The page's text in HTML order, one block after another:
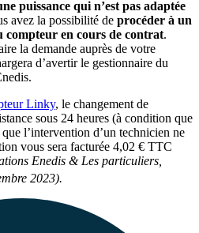
puissance qui n’est pas adaptée
avez la possibilité de procéder à un
compteur en cours de contrat.
la demande auprès de votre
d’avertir le gestionnaire du
Linky, le changement de
sous 24 heures (à condition que
l’intervention d’un technicien ne
vous sera facturée 4,02 € TTC
Enedis & Les particuliers,
2023).